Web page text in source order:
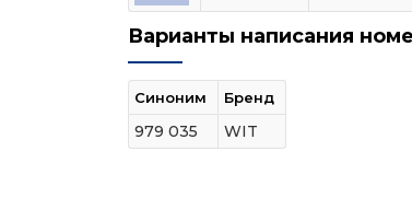
Варианты написания
Синоним Бренд
979 035 WIT